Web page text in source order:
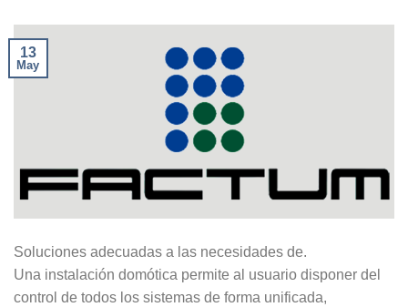
13
May
Soluciones adecuadas a las necesidades de.
Una instalación domótica permite al usuario disponer del
control de todos los sistemas de forma unificada,